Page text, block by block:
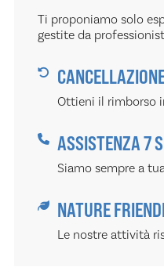
Ti proponiamo solo
gestite da
Ottieni il rimborso
ASSISTENZA 7
Siamo sempre a
NATURE
Le nostre attività